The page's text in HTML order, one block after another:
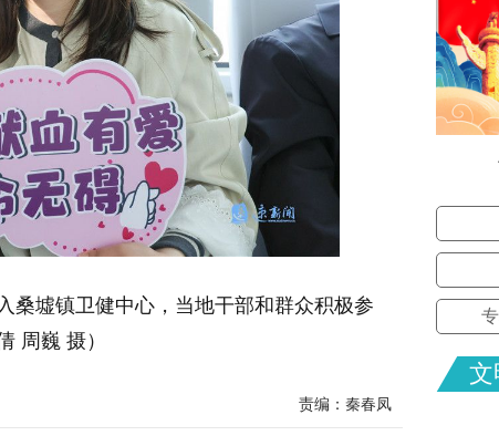
桑墟镇卫健中心，当地干部和群众积极参
周巍 摄）
责编：秦春凤
文